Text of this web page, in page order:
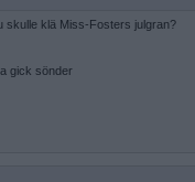
skulle klä Miss-Fosters julgran?
gick sönder